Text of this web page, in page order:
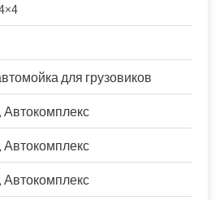
для грузовиков
Автокомплекс
Автокомплекс
Автокомплекс